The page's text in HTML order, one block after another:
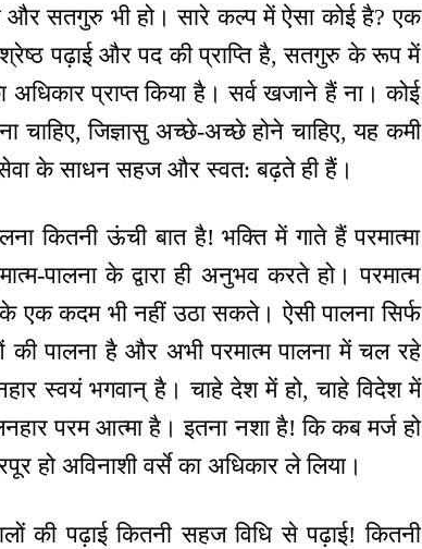
और सतगुरु भी हो। सारे कल्प में ऐसा कोई है? एक
श्रेष्ठ पढ़ाई और पद की प्राप्ति है, सतगुरु के रूप में
अधिकार प्राप्त किया है। सर्व खजाने हैं ना। कोई
चाहिए, जिज्ञासु अच्छे-अच्छे होने चाहिए, यह कमी
सेवा के साधन सहज और स्वत: बढ़ते ही हैं।
कितनी ऊंची बात है! भक्ति में गाते हैं परमात्मा
पालना के द्वारा ही अनुभव करते हो। परमात्म
के एक कदम भी नहीं उठा सकते। ऐसी पालना सिर्फ
पालना है और अभी परमात्म पालना में चल रहे
स्वयं भगवान् है। चाहे देश में हो, चाहे विदेश में
परम आत्मा है। इतना नशा है! कि कब मर्ज हो
हो अविनाशी वर्से का अधिकार ले लिया।
की पढ़ाई कितनी सहज विधि से पढ़ाई! कितनी